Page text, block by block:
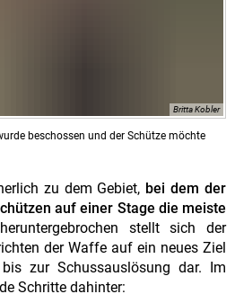
Britta Kobler
beschossen und der Schütze möchte
zu dem Gebiet, bei dem der
auf einer Stage die meiste
stellt sich der
der Waffe auf ein neues Ziel
zur Schussauslösung dar. Im
Schritte dahinter: